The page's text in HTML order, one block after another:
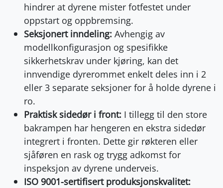
hindrer at dyrene mister fotfestet under
oppstart og oppbremsing.
Seksjonert inndeling: Avhengig av
modellkonfigurasjon og spesifikke
sikkerhetskrav under kjøring, kan det
innvendige dyrerommet enkelt deles inn i 2
eller 3 separate seksjoner for å holde dyrene i
ro.
Praktisk sidedør i front: I tillegg til den store
bakrampen har hengeren en ekstra sidedør
integrert i fronten. Dette gir røkteren eller
sjåføren en rask og trygg adkomst for
inspeksjon av dyrene underveis.
ISO 9001-sertifisert produksjonskvalitet: